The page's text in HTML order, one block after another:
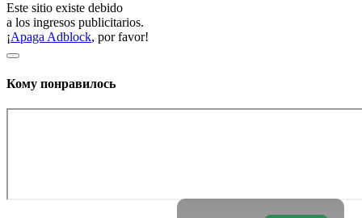
Este sitio existe debido
a los ingresos publicitarios.
¡Apaga Adblock, por favor!
Кому понравилось